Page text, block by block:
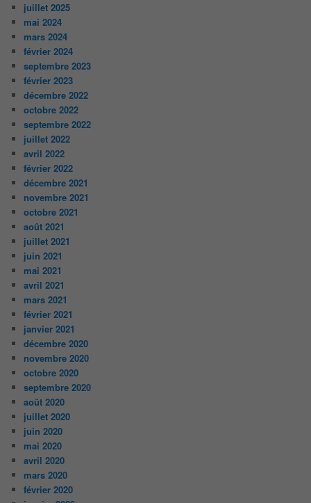
juillet 2025
mai 2024
mars 2024
février 2024
septembre 2023
février 2023
décembre 2022
octobre 2022
septembre 2022
juillet 2022
avril 2022
février 2022
décembre 2021
novembre 2021
octobre 2021
août 2021
juillet 2021
juin 2021
mai 2021
avril 2021
mars 2021
février 2021
janvier 2021
décembre 2020
novembre 2020
octobre 2020
septembre 2020
août 2020
juillet 2020
juin 2020
mai 2020
avril 2020
mars 2020
février 2020